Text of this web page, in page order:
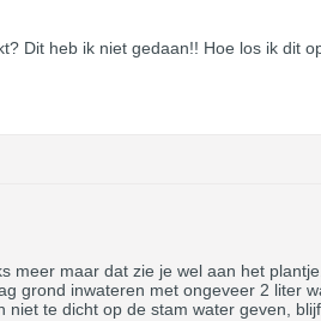
Dit heb ik niet gedaan!! Hoe los ik dit
meer maar dat zie je wel aan het plantje.
grond inwateren met ongeveer 2 liter
te dicht op de stam water geven,